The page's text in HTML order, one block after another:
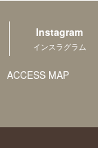
Instagram
インスラグラム
ACCESS MAP